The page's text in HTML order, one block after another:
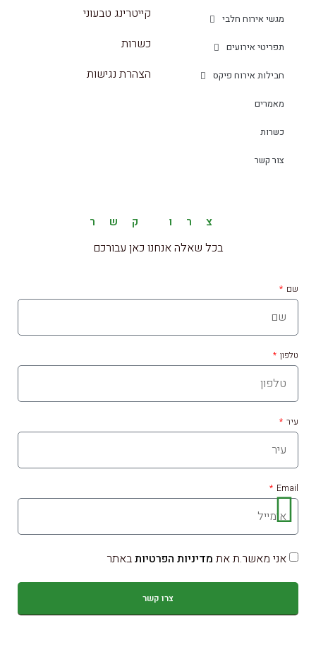
מגשי אירוח חלבי
תפריטי אירועים
חבילות אירוח פיקס
מאמרים
כשרות
צור קשר
קייטרינג טבעוני
כשרות
הצהרת נגישות
צרו קשר
בכל שאלה אנחנו כאן עבורכם
שם
טלפון
עיר
Email
אני מאשר.ת את מדיניות הפרטיותבאתר
צרו קשר